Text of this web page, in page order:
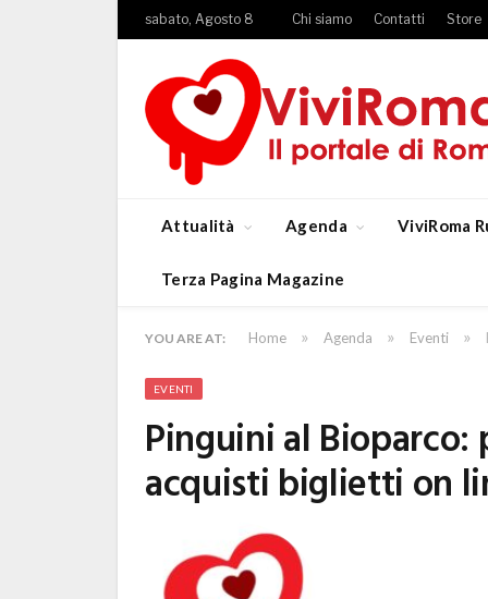
sabato, Agosto 8 Chi siamo Contatti Store
Attualità Agenda ViviRoma
Terza Pagina Magazine
YOU ARE AT: Home » Agenda » Eventi »
EVENTI
Pinguini al
acquisti biglietti on